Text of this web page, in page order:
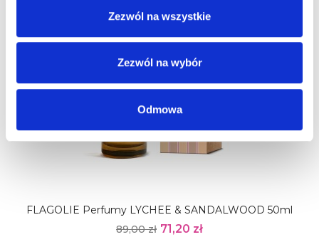
Zezwól na wszystkie
Zezwól na wybór
Odmowa
FLAGOLIE Perfumy LYCHEE & SANDALWOOD 50ml
89,00 zł 71,20 zł